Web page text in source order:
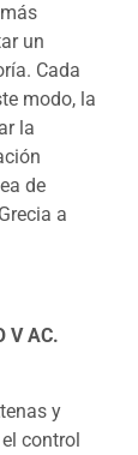
un
Cada
modo, la
la
de
a
V AC.
y
control